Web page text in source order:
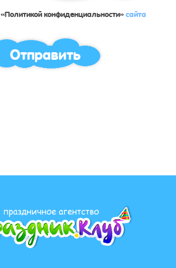
«Политикой конфиденциальности»сайта
Отправить